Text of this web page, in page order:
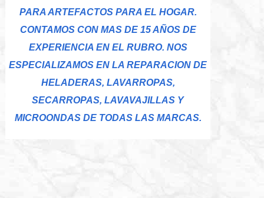
PARA ARTEFACTOS PARA EL HOGAR.
CONTAMOS CON MAS DE 15 AÑOS DE
EXPERIENCIA EN EL RUBRO. NOS
ESPECIALIZAMOS EN LA REPARACION DE
HELADERAS, LAVARROPAS,
SECARROPAS, LAVAVAJILLAS Y
MICROONDAS DE TODAS LAS MARCAS.